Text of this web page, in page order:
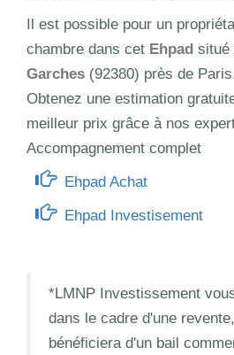
Il est possible pour un
chambre dans cet Ehpad situé
Garches (92380) près de
Obtenez une estimation
meilleur prix grâce à nos
Accompagnement complet
Ehpad Achat
Ehpad Investisement
*LMNP Investissement
dans le cadre d'une
bénéficiera d'un bail